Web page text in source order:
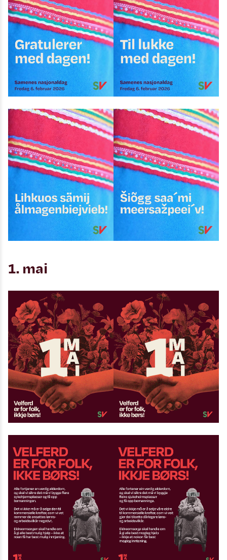
1. mai